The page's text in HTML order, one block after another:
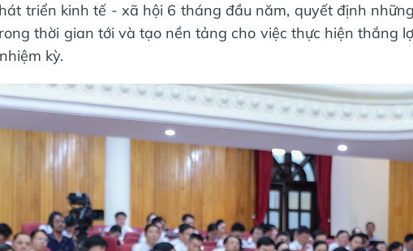
triển kinh tế - xã hội 6 tháng đầu năm, quyết định
thời gian tới và tạo nền tảng cho việc thực hiện thắng
kỳ.